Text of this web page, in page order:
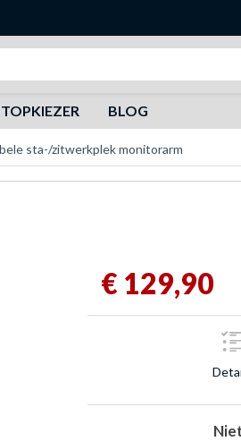
BLOG
sta-/zitwerkplek monitorarm
€ 129,90